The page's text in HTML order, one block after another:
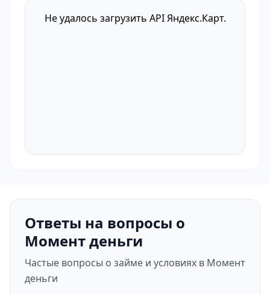
Не удалось загрузить API Яндекс.Карт.
Ответы на вопросы о
Момент деньги
Частые вопросы о займе и условиях в Момент
деньги